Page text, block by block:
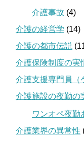
介護事故 (4)
介護の経営学 (14)
介護の都市伝説
介護保険制度の実
介護支援専門員（
介護施設の夜勤の
ワンオペ夜勤
介護業界の異常性